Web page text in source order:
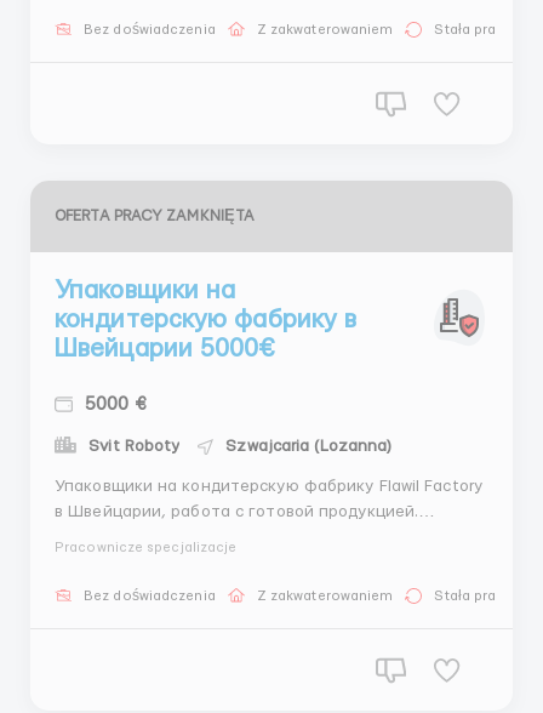
вакансии: работа в ресторане крупного отеля как
Bez doświadczenia Z zakwaterowaniem Stała praca
OFERTA PRACY ZAMKNIĘTA
Упаковщики на
кондитерскую фабрику в
Швейцарии 5000€
5000 €
Svit Roboty Szwajcaria (Lozanna)
Упаковщики на кондитерскую фабрику Flawil Factory
в Швейцарии, работа с готовой продукцией.
можно работать на выбор; Дополнительные часы по
Pracownicze specjalizacje
Bez doświadczenia Z zakwaterowaniem Stała praca